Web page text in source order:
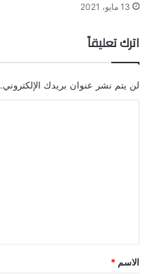
13 مايو، 2021
اترك تعليقاً
لن يتم نشر عنوان بريدك الإلكتروني.
*
الاسم *